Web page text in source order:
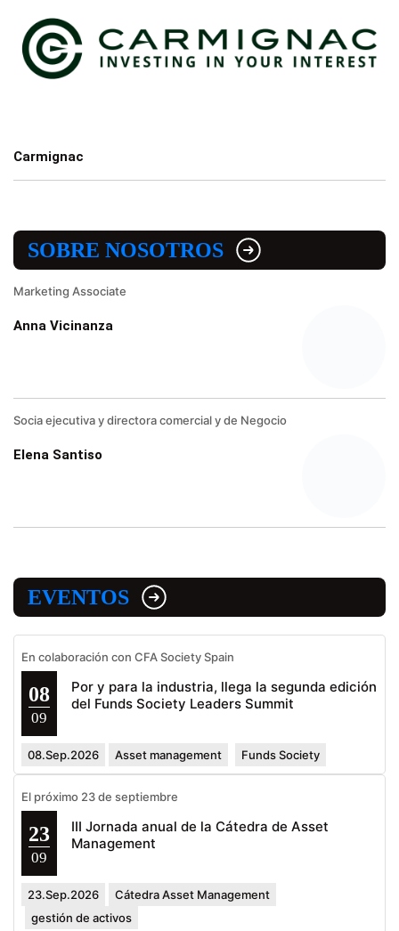
Carmignac
SOBRE NOSOTROS
Marketing Associate
Anna Vicinanza
Socia ejecutiva y directora comercial y de Negocio
Elena Santiso
EVENTOS
En colaboración con CFA Society Spain
08
09
Por y para la industria, llega la segunda edición
del Funds Society Leaders Summit
08.Sep.2026 Asset management Funds Society
El próximo 23 de septiembre
23
09
III Jornada anual de la Cátedra de Asset
Management
23.Sep.2026
Cátedra Asset Management
gestión de activos